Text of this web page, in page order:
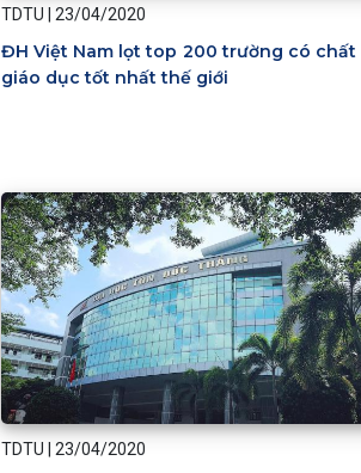
TDTU | 23/04/2020
ĐH Việt Nam lọt top 200 trường có chất
giáo dục tốt nhất thế giới
TDTU 23/04/2020